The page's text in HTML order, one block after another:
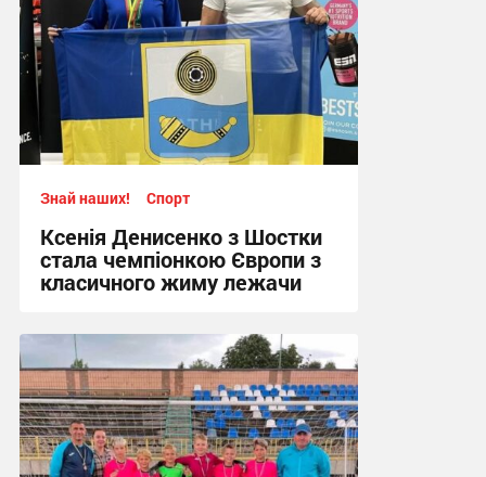
Знай наших! Спорт
Ксенія Денисенко з Шостки
стала чемпіонкою Європи з
класичного жиму лежачи
17:09, 4.08.2026